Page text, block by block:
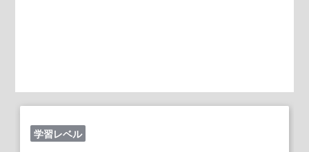
学習レベル